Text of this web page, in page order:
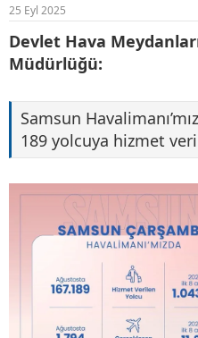
:
25 Eyl 2025
Devlet Hava
Müdürlüğü:
Samsun
189 yolcuya hizmet